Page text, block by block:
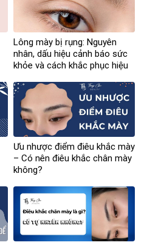
Lông mày bị rụng: Nguyên
nhân, dấu hiệu cảnh báo sức
khỏe và cách khắc phục hiệu
Ưu nhược điểm điêu khắc mày
– Có nên điêu khắc chân mày
không?